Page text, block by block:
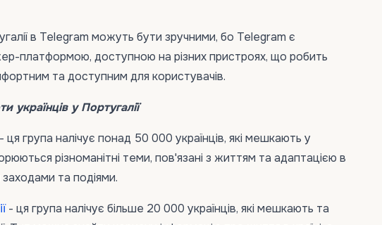
в Telegram можуть бути зручними, бо Telegram є
платформою, доступною на різних пристроях, що робить
та доступним для користувачів.
українців у Португалії
ця група налічує понад 50 000 українців, які мешкають у
різноманітні теми, пов'язані з життям та адаптацією в
заходами та подіями.
- ця група налічує більше 20 000 українців, які мешкають та